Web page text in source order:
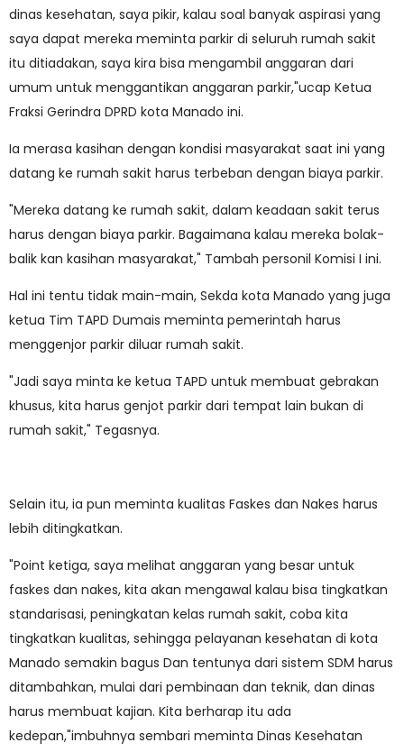
dinas kesehatan, saya pikir, kalau soal banyak aspirasi yang
saya dapat mereka meminta parkir di seluruh rumah sakit
itu ditiadakan, saya kira bisa mengambil anggaran dari
umum untuk menggantikan anggaran parkir,"ucap Ketua
Fraksi Gerindra DPRD kota Manado ini.
Ia merasa kasihan dengan kondisi masyarakat saat ini yang
datang ke rumah sakit harus terbeban dengan biaya parkir.
"Mereka datang ke rumah sakit, dalam keadaan sakit terus
harus dengan biaya parkir. Bagaimana kalau mereka bolak-
balik kan kasihan masyarakat," Tambah personil Komisi I ini.
Hal ini tentu tidak main-main, Sekda kota Manado yang juga
ketua Tim TAPD Dumais meminta pemerintah harus
menggenjor parkir diluar rumah sakit.
"Jadi saya minta ke ketua TAPD untuk membuat gebrakan
khusus, kita harus genjot parkir dari tempat lain bukan di
rumah sakit," Tegasnya.
Selain itu, ia pun meminta kualitas Faskes dan Nakes harus
lebih ditingkatkan.
"Point ketiga, saya melihat anggaran yang besar untuk
faskes dan nakes, kita akan mengawal kalau bisa tingkatkan
standarisasi, peningkatan kelas rumah sakit, coba kita
tingkatkan kualitas, sehingga pelayanan kesehatan di kota
Manado semakin bagus Dan tentunya dari sistem SDM harus
ditambahkan, mulai dari pembinaan dan teknik, dan dinas
harus membuat kajian. Kita berharap itu ada
kedepan,"imbuhnya sembari meminta Dinas Kesehatan